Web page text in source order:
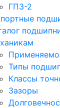
ГПЗ-2
Типы
Классы
Зазоры